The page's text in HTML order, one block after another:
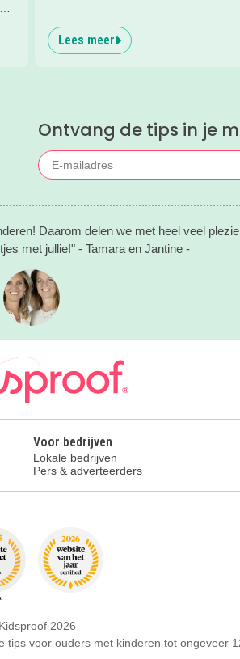
Lees meer
Ontvang de tips in je
Daarom delen we met heel veel
met jullie!" - Tamara en Jantine -
Voor bedrijven
Lokale bedrijven
Pers & adverteerders
2026
tips voor ouders met kinderen tot ongeveer